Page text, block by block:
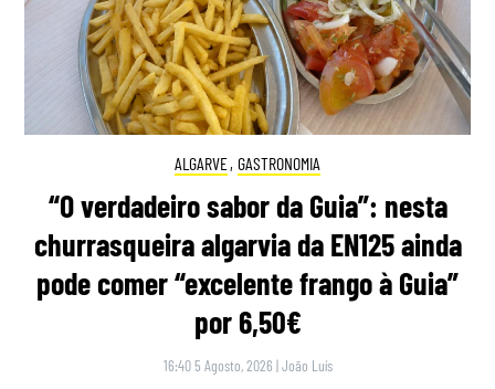
ALGARVE, GASTRONOMIA
“O verdadeiro sabor da Guia”: nesta
churrasqueira algarvia da EN125 ainda
pode comer “excelente frango à Guia”
por 6,50€
16:40 5 Agosto, 2026 |João Luís